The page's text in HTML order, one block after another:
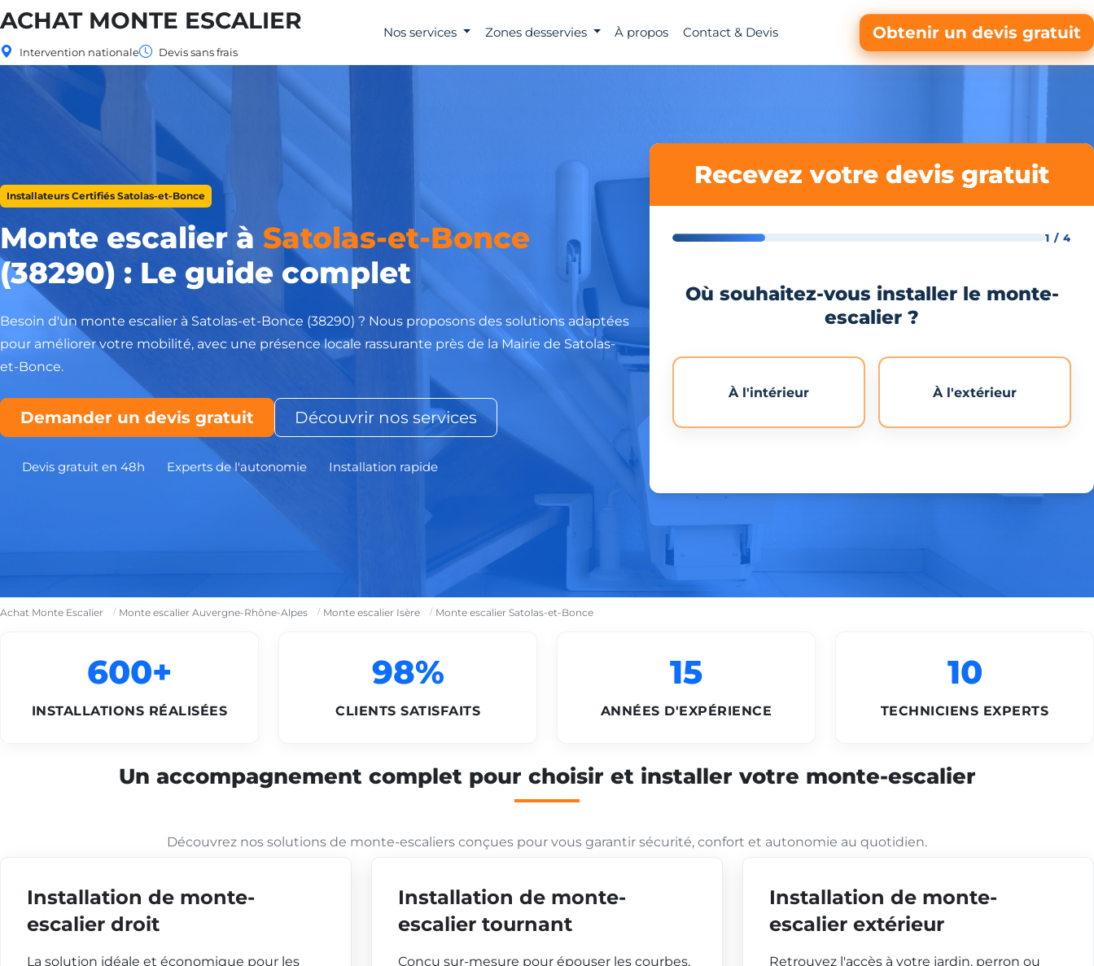
ACHAT MONTE ESCALIER
Intervention nationale Devis sans frais
Nos services Zones desservies À propos Contact & Devis Obtenir un devis gratuit
Installateurs Certifiés Satolas-et-Bonce
Monte escalier à Satolas-et-Bonce
(38290) : Le guide complet
Besoin d'un monte escalier à Satolas-et-Bonce (38290) ? Nous proposons des solutions adaptées
pour améliorer votre mobilité, avec une présence locale rassurante près de la Mairie de Satolas-
et-Bonce.
Demander un devis gratuit Découvrir nos services
Devis gratuit en 48h Experts de l'autonomie Installation rapide
Recevez votre devis gratuit
1 / 4
Où souhaitez-vous installer le monte-
escalier ?
À l'intérieur À l'extérieur
Achat Monte Escalier Monte escalier Auvergne-Rhône-Alpes Monte escalier Isère Monte escalier Satolas-et-Bonce
600+
INSTALLATIONS RÉALISÉES
98%
CLIENTS SATISFAITS
15
ANNÉES D'EXPÉRIENCE
10
TECHNICIENS EXPERTS
Un accompagnement complet pour choisir et installer votre monte-escalier
Découvrez nos solutions de monte-escaliers conçues pour vous garantir sécurité, confort et autonomie au quotidien.
Installation de monte-
escalier droit
La solution idéale et économique pour les
Installation de monte-
escalier tournant
Conçu sur-mesure pour épouser les courbes,
Installation de monte-
escalier extérieur
Retrouvez l'accès à votre jardin, perron ou